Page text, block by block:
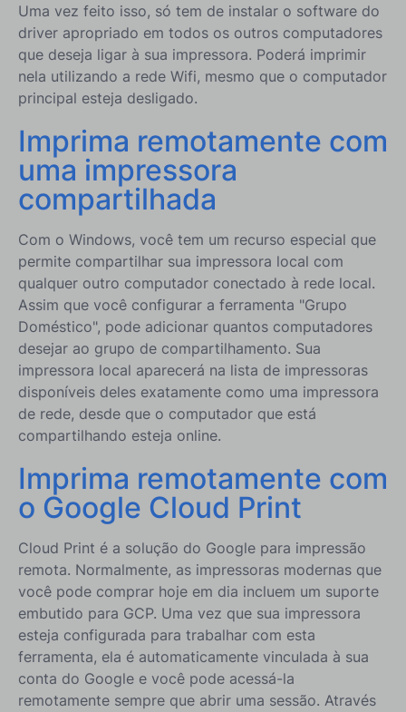
Uma vez feito isso, só tem de instalar o software do
driver apropriado em todos os outros computadores
que deseja ligar à sua impressora. Poderá imprimir
nela utilizando a rede Wifi, mesmo que o computador
principal esteja desligado.
Imprima remotamente com
uma impressora
compartilhada
Com o Windows, você tem um recurso especial que
permite compartilhar sua impressora local com
qualquer outro computador conectado à rede local.
Assim que você configurar a ferramenta "Grupo
Doméstico", pode adicionar quantos computadores
desejar ao grupo de compartilhamento. Sua
impressora local aparecerá na lista de impressoras
disponíveis deles exatamente como uma impressora
de rede, desde que o computador que está
compartilhando esteja online.
Imprima remotamente com
o Google Cloud Print
Cloud Print é a solução do Google para impressão
remota. Normalmente, as impressoras modernas que
você pode comprar hoje em dia incluem um suporte
embutido para GCP. Uma vez que sua impressora
esteja configurada para trabalhar com esta
ferramenta, ela é automaticamente vinculada à sua
conta do Google e você pode acessá-la
remotamente sempre que abrir uma sessão. Através